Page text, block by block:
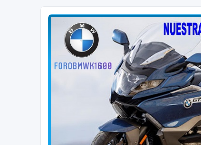
FORO BMW K1600
FORO de MOTOS BMW